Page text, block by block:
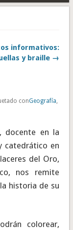
informativos:
y braille →
conGeografía,
docente en la
catedrático en
del Oro,
nos remite
historia de su
colorear,